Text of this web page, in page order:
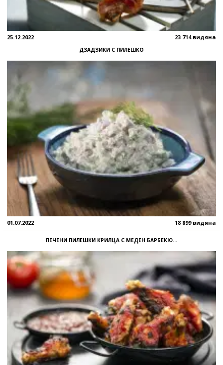
25.12.2022 23 714 видяна
ДЗАДЗИКИ С ПИЛЕШКО
01.07.2022 18 899 видяна
ПЕЧЕНИ ПИЛЕШКИ КРИЛЦА С МЕДЕН БАРБЕКЮ...